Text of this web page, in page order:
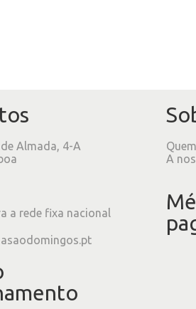
Almada, 4-A
a rede fixa nacional
A